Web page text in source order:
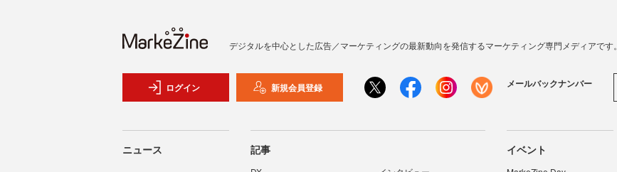
デジタルを中心とした広告／マーケティングの最新動向を発信するマーケティング専門メディアです。
ログイン 新規会員登録 メールバックナンバー
ニュース 記事 イベント